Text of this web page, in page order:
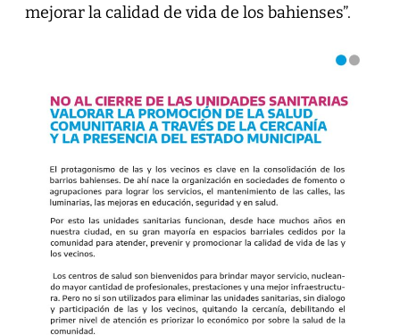
mejorar la calidad de vida de los bahienses”.